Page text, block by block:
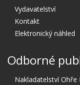
Vydavatelství
Kontakt
Elektronický náhled
Odborné
Nakladatelství